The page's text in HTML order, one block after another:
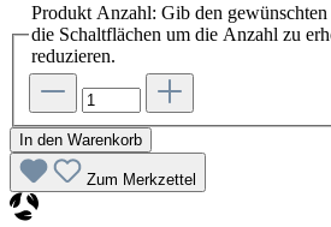
Produkt Anzahl: Gib den
die Schaltflächen um die Anzahl zu
reduzieren.
In den Warenkorb
Zum Merkzettel